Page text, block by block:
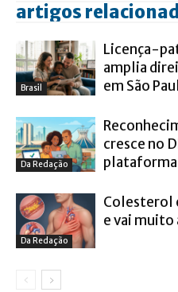
artigos
Brasil
Licença-
amplia
em São
Da Redação
cresce no
plataforma
Da Redação
Colesterol
e vai muito